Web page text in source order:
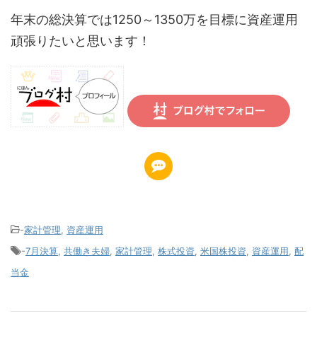
年末の総決算では1250～1350万を目標に資産運用
頑張りたいと思います！
-家計管理
資産運用
-7月決算 共働き夫婦 家計管理 株式投資 米国株投資 資産運用 配
当金